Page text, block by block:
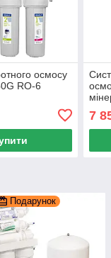
осмосу
RO-6
7
Подарунок